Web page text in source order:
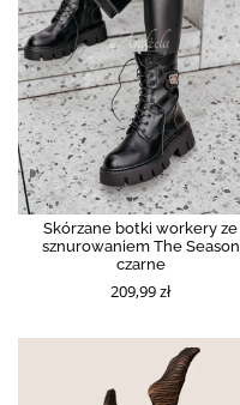
Skórzane botki workery ze
sznurowaniem The Season
czarne
209,99 zł